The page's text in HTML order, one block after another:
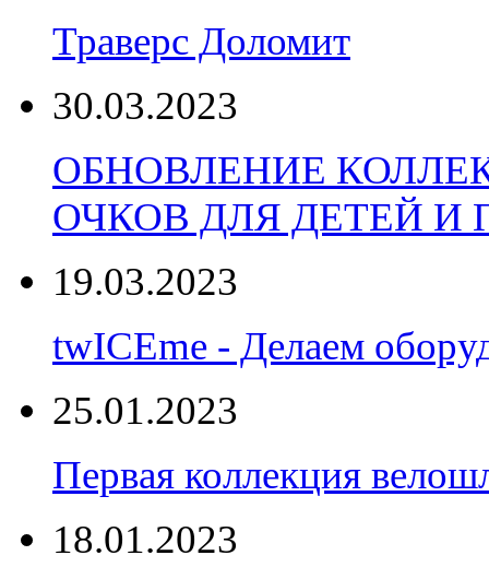
Траверс Доломит
30.03.2023
ОБНОВЛЕНИЕ
ОЧКОВ ДЛЯ ДЕТЕЙ И
19.03.2023
twICEme - Делаем
25.01.2023
Первая коллекция
18.01.2023